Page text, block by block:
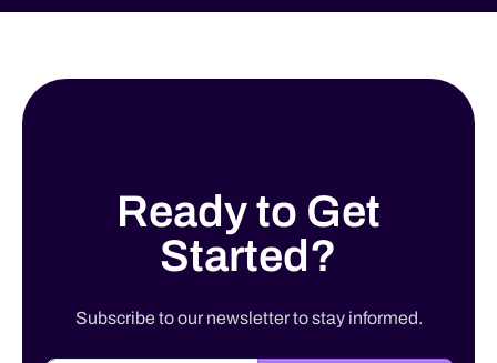
Ready to Get
Started?
Subscribe to our newsletter to stay informed.